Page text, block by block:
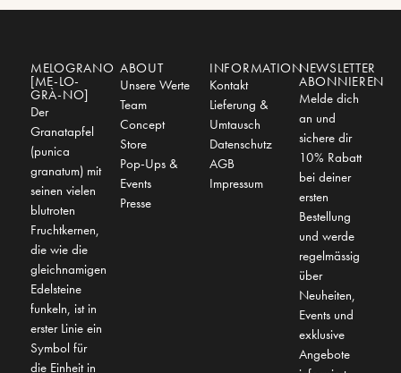
MELOGRANO
[ME-LO-
GRÀ-NO]
Der
Granatapfel
(punica
granatum) mit
seinen vielen
blutroten
Fruchtkernen,
die wie die
gleichnamigen
Edelsteine
funkeln, ist in
erster Linie ein
Symbol für
die Einheit in
ABOUT
Unsere Werte
Team
Concept
Store
Pop-Ups &
Events
Presse
INFORMATION
Kontakt
Lieferung &
Umtausch
Datenschutz
AGB
Impressum
NEWSLETTER
ABONNIEREN
Melde dich
an und
sichere dir
10% Rabatt
bei deiner
ersten
Bestellung
und werde
regelmässig
über
Neuheiten,
Events und
exklusive
Angebote